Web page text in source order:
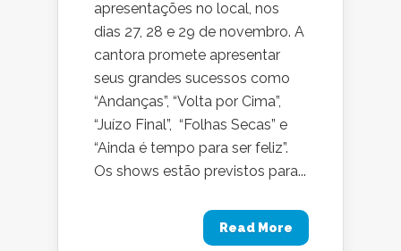
apresentações no local, nos
dias 27, 28 e 29 de novembro. A
cantora promete apresentar
seus grandes sucessos como
“Andanças”, “Volta por Cima”,
“Juízo Final”, “Folhas Secas” e
“Ainda é tempo para ser feliz”.
Os shows estão previstos para...
Read More